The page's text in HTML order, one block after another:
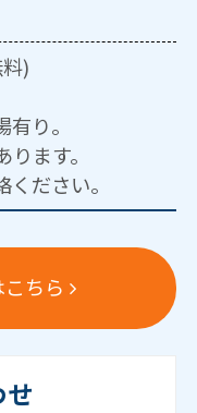
)
り。
ます。
ださい。
ちら